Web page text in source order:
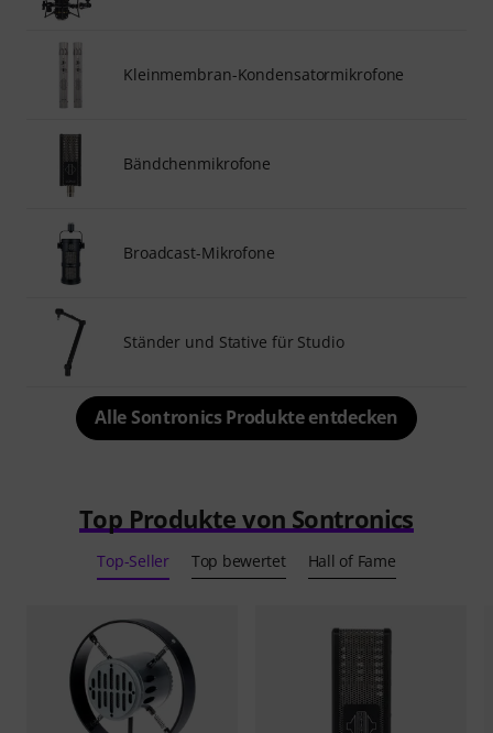
Kleinmembran-Kondensatormikrofone
Bändchenmikrofone
Broadcast-Mikrofone
Ständer und Stative für Studio
Alle Sontronics Produkte entdecken
Top Produkte von Sontronics
Top-Seller Top bewertet Hall of Fame